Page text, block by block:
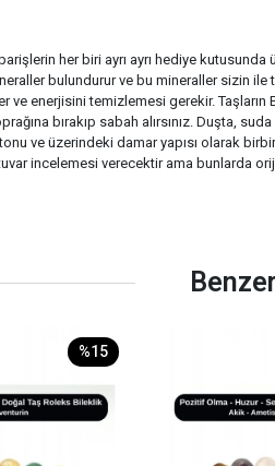
her biri ayrı ayrı hediye
bulundurur ve bu mineraller
enerjisini temizlemesi gerekir.
bırakıp sabah alırsınız. Duşta,
ve üzerindeki damar yapısı olarak
incelemesi verecektir ama bunlarda
%15